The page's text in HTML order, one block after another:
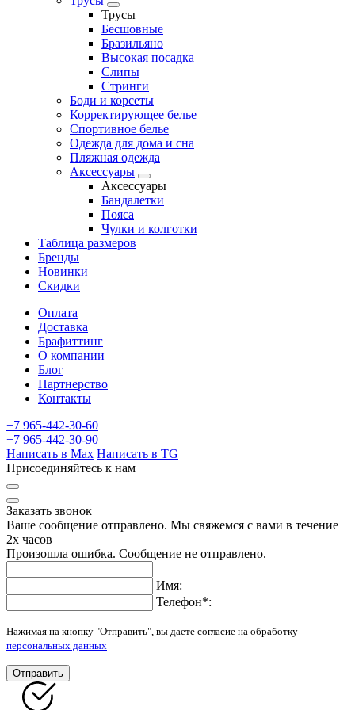
Трусы
Бесшовные
Бразильяно
Высокая посадка
Слипы
Стринги
Боди и корсеты
Корректирующее белье
Спортивное белье
Одежда для дома и сна
Пляжная одежда
Аксессуары
Аксессуары
Бандалетки
Пояса
Чулки и колготки
Таблица размеров
Бренды
Новинки
Скидки
Оплата
Доставка
Брафиттинг
О компании
Блог
Партнерство
Контакты
+7 965-442-30-60
+7 965-442-30-90
Написать в Max Написать в TG
Присоединяйтесь к нам
Заказать звонок
Ваше сообщение отправлено. Мы свяжемся с вами в течение
2х часов
Произошла ошибка. Сообщение не отправлено.
Имя:
Телефон*:
Нажимая на кнопку "Отправить", вы даете согласие на обработку
персональных данных
Отправить